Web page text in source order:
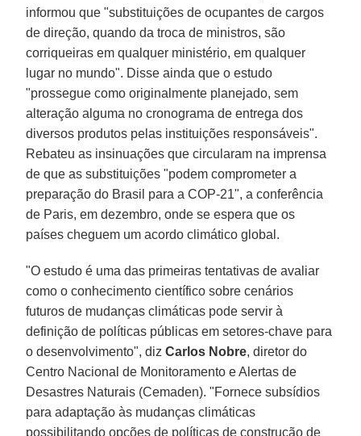
informou que "substituições de ocupantes de cargos
de direção, quando da troca de ministros, são
corriqueiras em qualquer ministério, em qualquer
lugar no mundo". Disse ainda que o estudo
"prossegue como originalmente planejado, sem
alteração alguma no cronograma de entrega dos
diversos produtos pelas instituições responsáveis".
Rebateu as insinuações que circularam na imprensa
de que as substituições "podem comprometer a
preparação do Brasil para a COP-21", a conferência
de Paris, em dezembro, onde se espera que os
países cheguem um acordo climático global.
"O estudo é uma das primeiras tentativas de avaliar
como o conhecimento científico sobre cenários
futuros de mudanças climáticas pode servir à
definição de políticas públicas em setores-chave para
o desenvolvimento", dizCarlos Nobre, diretor do
Centro Nacional de Monitoramento e Alertas de
Desastres Naturais (Cemaden). "Fornece subsídios
para adaptação às mudanças climáticas
possibilitando opções de políticas de construção de